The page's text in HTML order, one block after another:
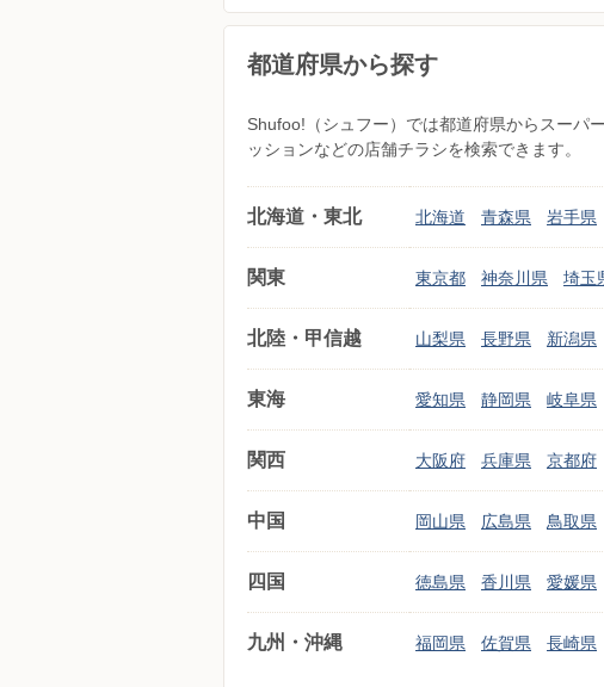
都道府県から探す
Shufoo!（シュフー）では都道府県からスーパ
ッションなどの店舗チラシを検索できます。
北海道・東北 北海道 青森県 岩手県
関東 東京都 神奈川県 埼玉
北陸・甲信越 山梨県 長野県 新潟県
東海 愛知県 静岡県 岐阜県
関西 大阪府 兵庫県 京都府
中国 岡山県 広島県 鳥取県
四国 徳島県 香川県 愛媛県
九州・沖縄 福岡県 佐賀県 長崎県